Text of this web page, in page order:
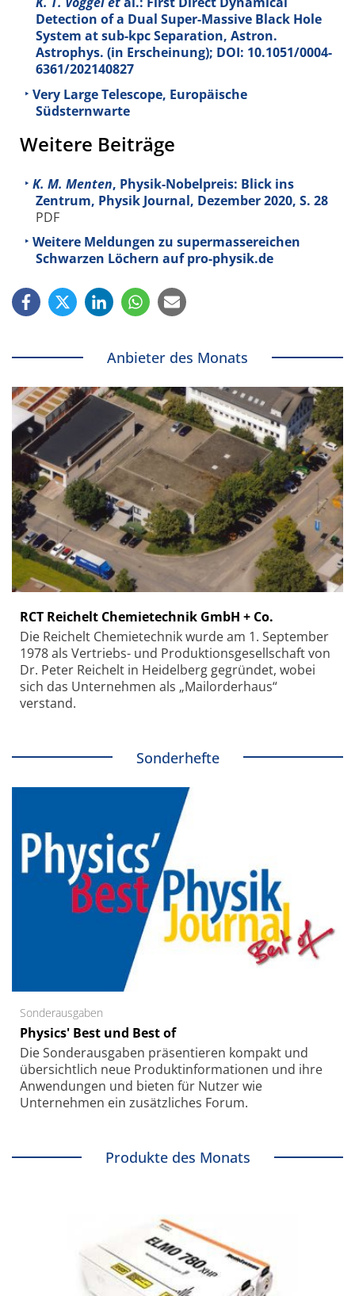
Detection of a Dual Super-Massive Black Hole
System at sub-kpc Separation, Astron.
Astrophys. (in Erscheinung); DOI: 10.1051/0004-
6361/202140827
Very Large Telescope, Europäische
Südsternwarte
Weitere Beiträge
K. M. Menten, Physik-Nobelpreis: Blick ins
Zentrum, Physik Journal, Dezember 2020, S. 28
PDF
Weitere Meldungen zu supermassereichen
Schwarzen Löchern auf pro-physik.de
Anbieter des Monats
RCT Reichelt Chemietechnik GmbH + Co.
Die Reichelt Chemietechnik wurde am 1. September
1978 als Vertriebs- und Produktionsgesellschaft von
Dr. Peter Reichelt in Heidelberg gegründet, wobei
sich das Unternehmen als „Mailorderhaus“
verstand.
Sonderhefte
Sonderausgaben
Physics' Best und Best of
Die Sonder­ausgaben präsentieren kompakt und
übersichtlich neue Produkt­informationen und ihre
Anwendungen und bieten für Nutzer wie
Unternehmen ein zusätzliches Forum.
Produkte des Monats